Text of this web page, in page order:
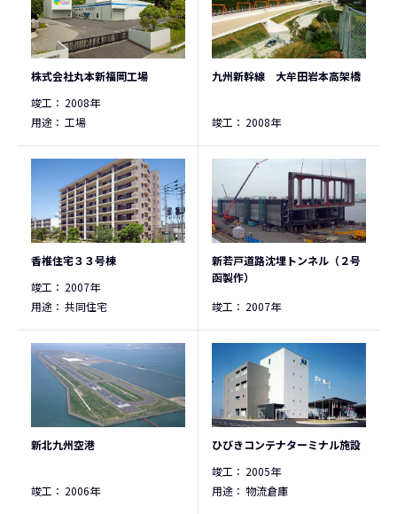
株式会社丸本新福岡工場
竣工： 2008年
用途： 工場
九州新幹線 大牟田岩本高架橋
竣工： 2008年
香椎住宅３３号棟
竣工： 2007年
用途： 共同住宅
新若戸道路沈埋トンネル（２号
函製作）
竣工： 2007年
新北九州空港
竣工： 2006年
ひびきコンテナターミナル施設
竣工： 2005年
用途： 物流倉庫